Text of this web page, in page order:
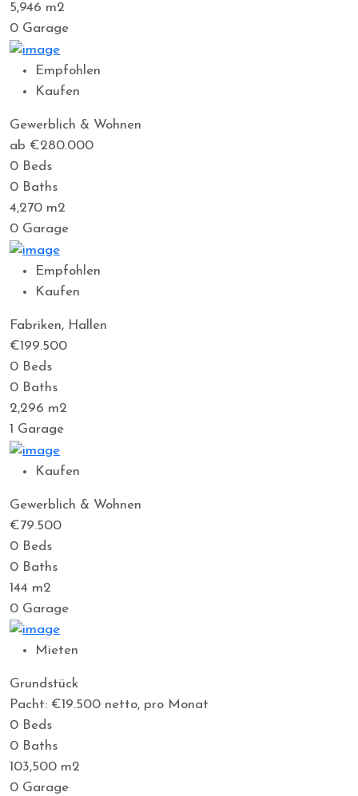
5,946 m2
0 Garage
Empfohlen
Kaufen
Gewerblich & Wohnen
ab €280.000
0 Beds
0 Baths
4,270 m2
0 Garage
Empfohlen
Kaufen
Fabriken, Hallen
€199.500
0 Beds
0 Baths
2,296 m2
1 Garage
Kaufen
Gewerblich & Wohnen
€79.500
0 Beds
0 Baths
144 m2
0 Garage
Mieten
Grundstück
Pacht: €19.500 netto, pro Monat
0 Beds
0 Baths
103,500 m2
0 Garage